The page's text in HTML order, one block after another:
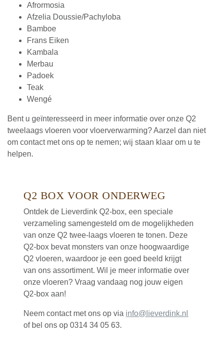
Afrormosia
Afzelia Doussie/Pachyloba
Bamboe
Frans Eiken
Kambala
Merbau
Padoek
Teak
Wengé
Bent u geïnteresseerd in meer informatie over onze Q2
tweelaags vloeren voor vloerverwarming? Aarzel dan niet
om contact met ons op te nemen; wij staan klaar om u te
helpen.
Q2 BOX VOOR ONDERWEG
Ontdek de Lieverdink Q2-box, een speciale
verzameling samengesteld om de mogelijkheden
van onze Q2 twee-laags vloeren te tonen. Deze
Q2-box bevat monsters van onze hoogwaardige
Q2 vloeren, waardoor je een goed beeld krijgt
van ons assortiment. Wil je meer informatie over
onze vloeren? Vraag vandaag nog jouw eigen
Q2-box aan!
Neem contact met ons op via info@lieverdink.nl
of bel ons op 0314 34 05 63.